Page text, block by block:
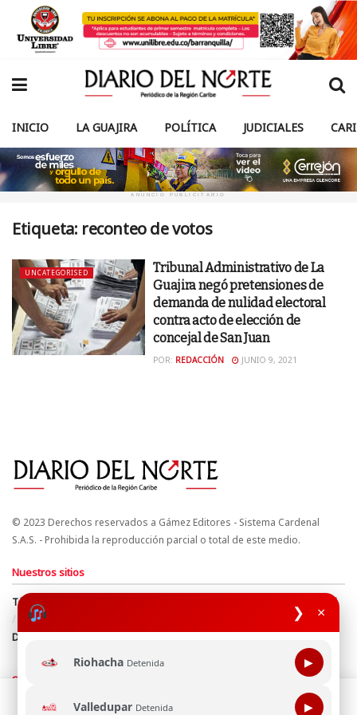
❯ ×
Riohacha Detenida ▶
Valledupar Detenida ▶
INICIO LA GUAJIRA POLÍTICA JUDICIALES
ANUNCIO PUBLICITARIO
Etiqueta: reconteo de votos
UNCATEGORISED
Tribunal Administrativo de La
Guajira negó pretensiones de
demanda de nulidad electoral
contra acto de elección de
concejal de San Juan
POR: REDACCIÓN JUNIO 9, 2021
© 2023 Derechos reservados a Gámez Editores - Sistema Cardenal
S.A.S. - Prohibida la reproducción parcial o total de este medio.
Nuestros sitios
Términos y Condiciones
Derechos de Autor y Propiedad Intelectual
Política de uso de cookies
Política de Tratamiento de Datos
Directrices Editoriales
Síguenos
Esta página web usa cookie para mejorar tu experiencia de